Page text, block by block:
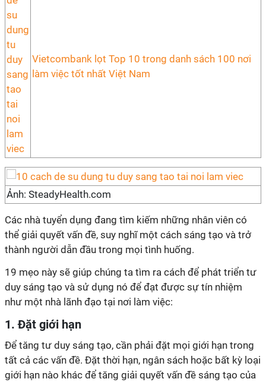
Vietcombank lọt Top 10 trong danh sách 100 nơi
làm việc tốt nhất Việt Nam
Ảnh: SteadyHealth.com
Các nhà tuyển dụng đang tìm kiếm những nhân viên có
thể giải quyết vấn đề, suy nghĩ một cách sáng tạo và trở
thành người dẫn đầu trong mọi tình huống.
19 mẹo này sẽ giúp chúng ta tìm ra cách để phát triển tư
duy sáng tạo và sử dụng nó để đạt được sự tín nhiệm
như một nhà lãnh đạo tại nơi làm việc:
1. Đặt giới hạn
Để tăng tư duy sáng tạo, cần phải đặt mọi giới hạn trong
tất cả các vấn đề. Đặt thời hạn, ngân sách hoặc bất kỳ loại
giới hạn nào khác để tăng giải quyết vấn đề sáng tạo của